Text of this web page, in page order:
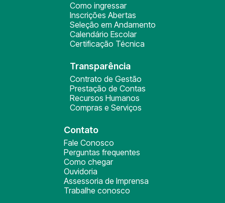
Como ingressar
Inscrições Abertas
Seleção em Andamento
Calendário Escolar
Certificação Técnica
Transparência
Contrato de Gestão
Prestação de Contas
Recursos Humanos
Compras e Serviços
Contato
Fale Conosco
Perguntas frequentes
Como chegar
Ouvidoria
Assessoria de Imprensa
Trabalhe conosco